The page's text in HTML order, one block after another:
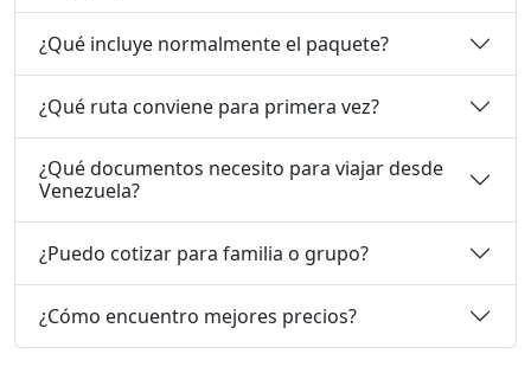
¿Qué incluye normalmente el paquete?
¿Qué ruta conviene para primera vez?
¿Qué documentos necesito para viajar desde
Venezuela?
¿Puedo cotizar para familia o grupo?
¿Cómo encuentro mejores precios?